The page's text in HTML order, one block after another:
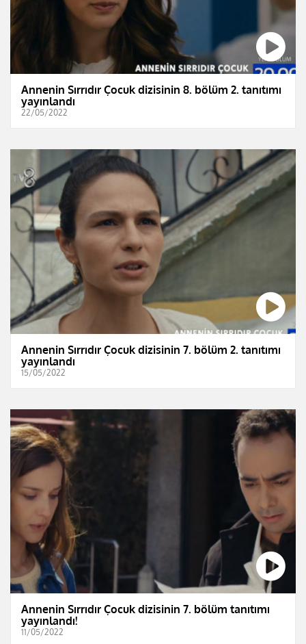
Annenin Sırrıdır Çocuk dizisinin 8. bölüm 2. tanıtımı
yayınlandı
22/05/2022
Annenin Sırrıdır Çocuk dizisinin 7. bölüm 2. tanıtımı
yayınlandı
15/05/2022
Annenin Sırrıdır Çocuk dizisinin 7. bölüm tanıtımı
yayınlandı!
11/05/2022